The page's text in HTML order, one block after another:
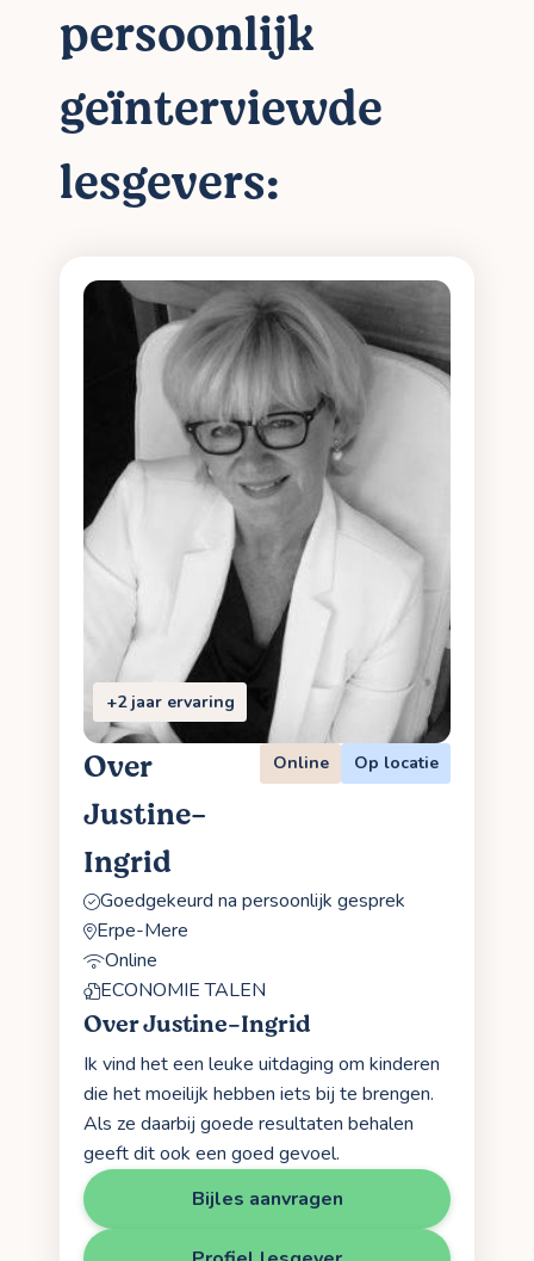
persoonlijk
geïnterviewde
lesgevers:
+2 jaar ervaring
Over
Justine-
Ingrid
Online Op locatie
Goedgekeurd na persoonlijk gesprek
Erpe-Mere
Online
ECONOMIE TALEN
Over Justine-Ingrid
Ik vind het een leuke uitdaging om kinderen
die het moeilijk hebben iets bij te brengen.
Als ze daarbij goede resultaten behalen
geeft dit ook een goed gevoel.
Bijles aanvragen